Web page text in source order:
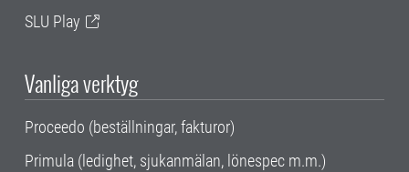
SLU Play
Vanliga verktyg
Proceedo (beställningar, fakturor)
Primula (ledighet, sjukanmälan, lönespec m.m.)